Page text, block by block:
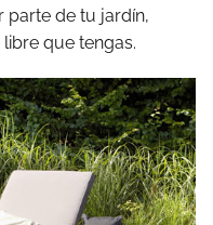
parte de tu jardín,
que tengas.